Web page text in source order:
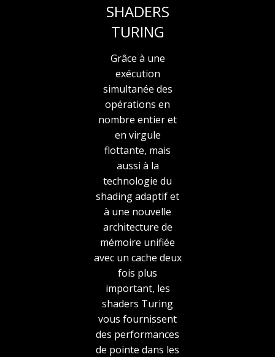
SHADERS
TURING
Grâce à une
exécution
simultanée des
opérations en
nombre entier et
en virgule
flottante, mais
aussi à la
technologie du
shading adaptif et
à une nouvelle
architecture de
mémoire unifiée
avec un cache deux
fois plus
important, les
shaders Turing
vous fournissent
des performances
de pointe dans les